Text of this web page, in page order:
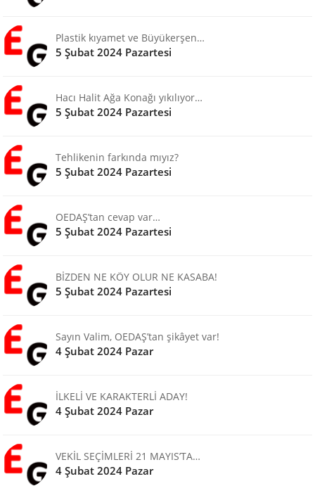
Plastik kıyamet ve Büyükerşen…
5 Şubat 2024 Pazartesi
Hacı Halit Ağa Konağı yıkılıyor…
5 Şubat 2024 Pazartesi
Tehlikenin farkında mıyız?
5 Şubat 2024 Pazartesi
OEDAŞ’tan cevap var…
5 Şubat 2024 Pazartesi
BİZDEN NE KÖY OLUR NE KASABA!
5 Şubat 2024 Pazartesi
Sayın Valim, OEDAŞ’tan şikâyet var!
4 Şubat 2024 Pazar
İLKELİ VE KARAKTERLİ ADAY!
4 Şubat 2024 Pazar
VEKİL SEÇİMLERİ 21 MAYIS’TA…
4 Şubat 2024 Pazar